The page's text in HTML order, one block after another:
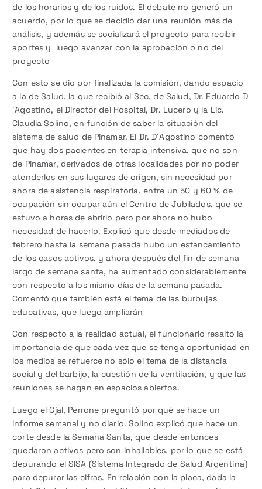
de los horarios y de los ruidos. El debate no generó un
acuerdo, por lo que se decidió dar una reunión más de
análisis, y además se socializará el proyecto para recibir
aportes y luego avanzar con la aprobación o no del
proyecto
Con esto se dio por finalizada la comisión, dando espacio
a la de Salud, la que recibió al Sec. de Salud, Dr. Eduardo D
´Agostino, el Director del Hospital, Dr. Lucero y la Lic.
Claudia Solino, en función de saber la situación del
sistema de salud de Pinamar. El Dr. D´Agostino comentó
que hay dos pacientes en terapia intensiva, que no son
de Pinamar, derivados de otras localidades por no poder
atenderlos en sus lugares de origen, sin necesidad por
ahora de asistencia respiratoria. entre un 50 y 60 % de
ocupación sin ocupar aún el Centro de Jubilados, que se
estuvo a horas de abrirlo pero por ahora no hubo
necesidad de hacerlo. Explicó que desde mediados de
febrero hasta la semana pasada hubo un estancamiento
de los casos activos, y ahora después del fin de semana
largo de semana santa, ha aumentado considerablemente
con respecto a los mismo días de la semana pasada.
Comentó que también está el tema de las burbujas
educativas, que luego ampliarán
Con respecto a la realidad actual, el funcionario resaltó la
importancia de que cada vez que se tenga oportunidad en
los medios se refuerce no sólo el tema de la distancia
social y del barbijo, la cuestión de la ventilación, y que las
reuniones se hagan en espacios abiertos.
Luego el Cjal, Perrone preguntó por qué se hace un
informe semanal y no diario. Solino explicó que hace un
corte desde la Semana Santa, que desde entonces
quedaron activos pero son inhallables, por lo que se está
depurando el SISA (Sistema Integrado de Salud Argentina)
para depurar las cifras. En relación con la placa, dada la